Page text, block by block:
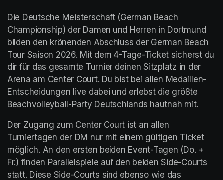
Die Deutsche Meisterschaft (German Beach
Championship) der Damen und Herren in Dortmund
bilden den krönenden Abschluss der German Beach
Tour Saison 2026. Mit dem 4-Tage-Ticket sicherst du
dir für das gesamte Turnier deinen Sitzplatz in der
Arena am Center Court. Du bist bei allen Medaillen-
Entscheidungen live dabei und erlebst die größte
Beachvolleyball-Party Deutschlands hautnah mit.
Der Zugang zum Center Court ist an allen
Turniertagen der DM nur mit einem gültigen Ticket
möglich. An den ersten beiden Event-Tagen (Do. +
Fr.) finden Parallelspiele auf den beiden Side-Courts
statt. Diese Side-Courts sind ebenso wie das